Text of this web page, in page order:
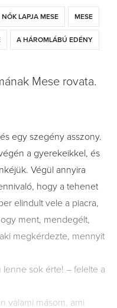
NŐK LAPJA MESE MESE
A HÁROMLÁBÚ EDÉNY
Mese rovata.
egy szegény asszony.
a gyerekeikkel, és
Végül annyira
hogy a tehenet
elindult vele a piacra,
ment, mendegélt,
megkérdezte, mennyit
sok érte! – felelte a
valami másom, ami